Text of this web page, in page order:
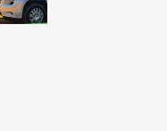
pendant 1 an ?